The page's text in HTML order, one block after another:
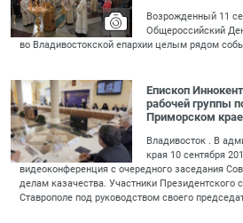
Возрожденный 11
Общероссийский
во Владивостокской епархии целым рядом
Епископ
рабочей группы
Приморском крае
Владивосток . В
края 10 сентября
видеоконференция с очередного заседания
делам казачества. Участники Президентского
Ставрополе под руководством своего